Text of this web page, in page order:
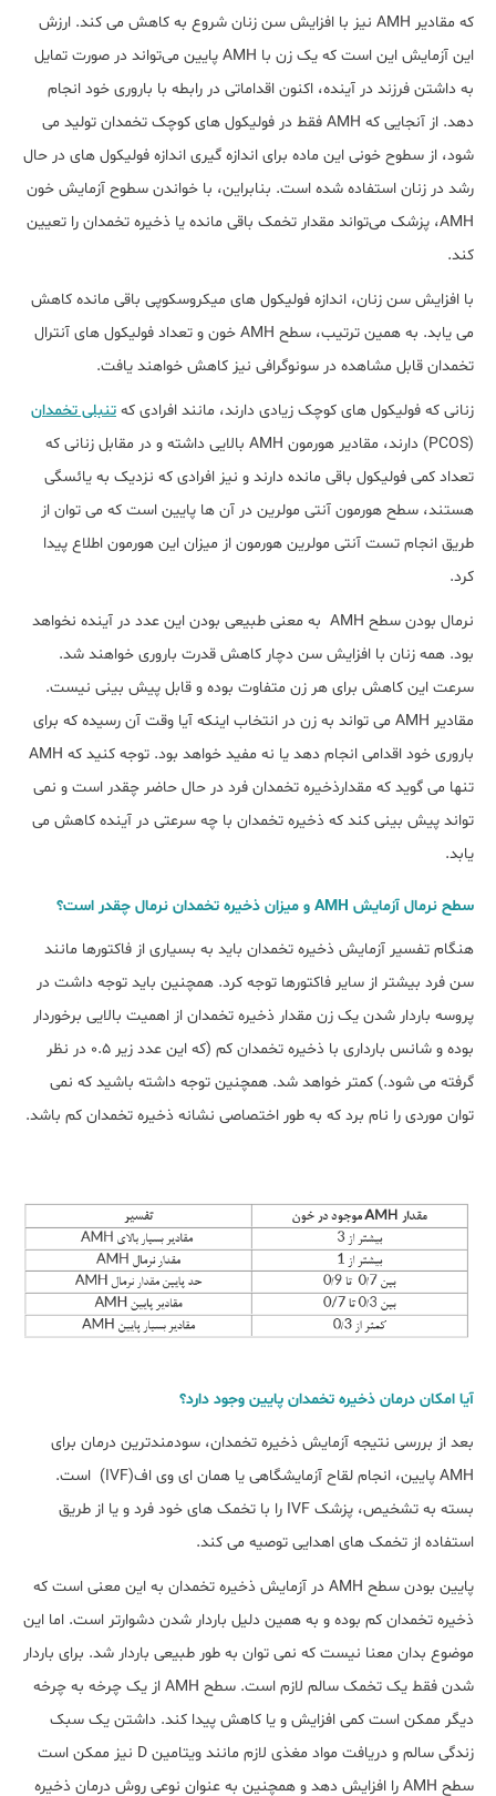
که مقادیر AMH نیز با افزایش سن زنان شروع به کاهش می کند. ارزش
این آزمایش این است که یک زن با AMH پایین می‌تواند در صورت تمایل
به داشتن فرزند در آینده، اکنون اقداماتی در رابطه با باروری خود انجام
دهد. از آنجایی که AMH فقط در فولیکول های کوچک تخمدان تولید می
شود، از سطوح خونی این ماده برای اندازه گیری اندازه فولیکول های در حال
رشد در زنان استفاده شده است. بنابراین، با خواندن سطوح آزمایش خون
AMH، پزشک می‌تواند مقدار تخمک باقی مانده یا ذخیره تخمدان را تعیین
کند.
با افزایش سن زنان، اندازه فولیکول های میکروسکوپی باقی مانده کاهش
می یابد. به همین ترتیب، سطح AMH خون و تعداد فولیکول های آنترال
تخمدان قابل مشاهده در سونوگرافی نیز کاهش خواهند یافت.
زنانی که فولیکول های کوچک زیادی دارند، مانند افرادی که تنبلی تخمدان
(PCOS) دارند، مقادیر هورمون AMH بالایی داشته و در مقابل زنانی که
تعداد کمی فولیکول باقی مانده دارند و نیز افرادی که نزدیک به یائسگی
هستند، سطح هورمون آنتی مولرین در آن ها پایین است که می توان از
طریق انجام تست آنتی مولرین هورمون از میزان این هورمون اطلاع پیدا
کرد.
نرمال بودن سطح AMH به معنی طبیعی بودن این عدد در آینده نخواهد
بود. همه زنان با افزایش سن دچار کاهش قدرت باروری خواهند شد.
سرعت این کاهش برای هر زن متفاوت بوده و قابل پیش بینی نیست.
مقادیر AMH می تواند به زن در انتخاب اینکه آیا وقت آن رسیده که برای
باروری خود اقدامی انجام دهد یا نه مفید خواهد بود. توجه کنید که AMH
تنها می گوید که مقدارذخیره تخمدان فرد در حال حاضر چقدر است و نمی
تواند پیش بینی کند که ذخیره تخمدان با چه سرعتی در آینده کاهش می
یابد.
سطح نرمال آزمایش AMH و میزان ذخیره تخمدان نرمال چقدر است؟
هنگام تفسیر آزمایش ذخیره تخمدان باید به بسیاری از فاکتورها مانند
سن فرد بیشتر از سایر فاکتورها توجه کرد. همچنین باید توجه داشت در
پروسه باردار شدن یک زن مقدار ذخیره تخمدان از اهمیت بالایی برخوردار
بوده و شانس بارداری با ذخیره تخمدان کم (که این عدد زیر 0.5 در نظر
گرفته می شود.) کمتر خواهد شد. همچنین توجه داشته باشید که نمی
توان موردی را نام برد که به طور اختصاصی نشانه ذخیره تخمدان کم باشد.
آیا امکان درمان ذخیره تخمدان پایین وجود دارد؟
بعد از بررسی نتیجه آزمایش ذخیره تخمدان، سودمندترین درمان برای
AMH پایین، انجام لقاح آزمایشگاهی یا همان ای وی اف(IVF) است.
بسته به تشخیص، پزشک IVF را با تخمک های خود فرد و یا از طریق
استفاده از تخمک های اهدایی توصیه می کند.
پایین بودن سطح AMH در آزمایش ذخیره تخمدان به این معنی است که
ذخیره تخمدان کم بوده و به همین دلیل باردار شدن دشوارتر است. اما این
موضوع بدان معنا نیست که نمی توان به طور طبیعی باردار شد. برای باردار
شدن فقط یک تخمک سالم لازم است. سطح AMH از یک چرخه به چرخه
دیگر ممکن است کمی افزایش و یا کاهش پیدا کند. داشتن یک سبک
زندگی سالم و دریافت مواد مغذی لازم مانند ویتامین D نیز ممکن است
سطح AMH را افزایش دهد و همچنین به عنوان نوعی روش درمان ذخیره